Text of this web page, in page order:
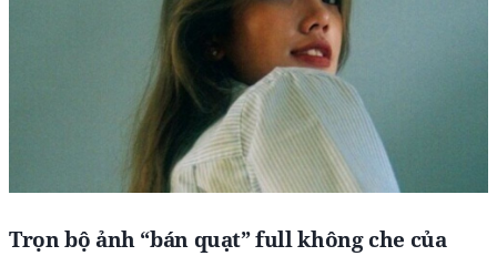
Trọn bộ ảnh “bán quạt” full không che của